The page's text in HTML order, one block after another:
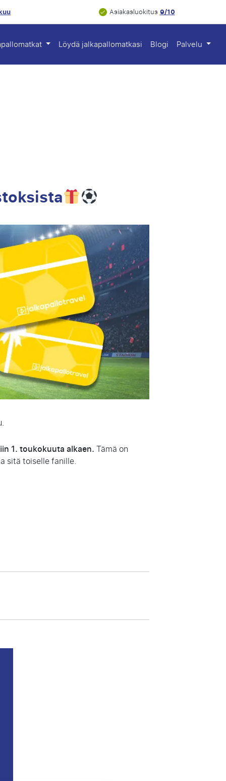
Asiakasluokitus9/10
Löydä jalkapallomatkasi Blogi Palvelu
1. toukokuuta alkaen.Tämä on
sitä toiselle fanille.